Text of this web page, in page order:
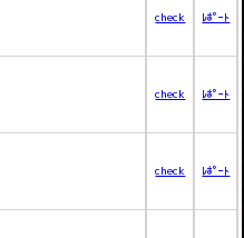
check ﾚﾎﾟｰﾄ
check ﾚﾎﾟｰﾄ
check ﾚﾎﾟｰﾄ